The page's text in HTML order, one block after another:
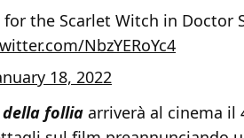
the Scarlet Witch in Doctor
NbzYERoYc4
18, 2022
della follia arriverà al cinema il